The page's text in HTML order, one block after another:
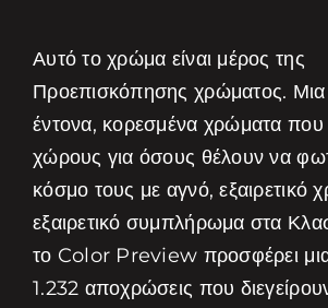
Αυτό το χρώμα είναι μέρος της
Προεπισκόπησης χρώματος.
έντονα, κορεσμένα χρώματα
χώρους για όσους θέλουν να
κόσμο τους με αγνό, εξαιρετικό
εξαιρετικό συμπλήρωμα στα
το Color Preview προσφέρει
1.232 αποχρώσεις που